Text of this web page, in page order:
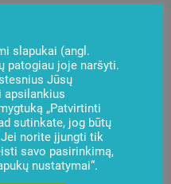
su mumis
slapukai (angl.
patogiau joje naršyti.
Jūsų
apsilankius
„Patvirtinti
sutinkate, jog būtų
norite įjungti tik
savo pasirinkimą,
nustatymai“.